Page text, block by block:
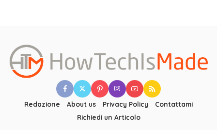
Redazione About us Privacy Policy
Contattami
Richiedi un Articolo